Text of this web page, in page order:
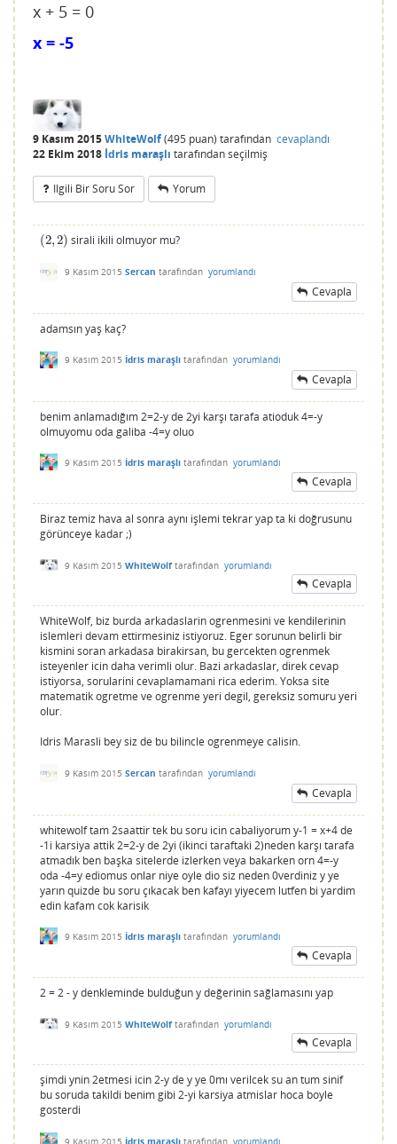
x + 5 = 0
x = -5
9 Kasım 2015WhiteWolf(495 puan) tarafından cevaplandı
22 Ekim 2018 İdris maraşlı tarafındanseçilmiş
Ilgili Bir Soru Sor Yorum
(2, 2)
(2,2) sirali ikili olmuyor mu?
9 Kasım 2015 Sercan tarafından yorumlandı
Cevapla
adamsın yaş kaç?
9 Kasım 2015 İdris maraşlı tarafından yorumlandı
Cevapla
benim anlamadığım 2=2-y de 2yi karşı tarafa atioduk 4=-y
olmuyomu oda galiba -4=y oluo
9 Kasım 2015 İdris maraşlı tarafından yorumlandı
Cevapla
Biraz temiz hava al sonra aynı işlemi tekrar yap ta ki doğrusunu
görünceye kadar ;)
9 Kasım 2015 WhiteWolf tarafından yorumlandı
Cevapla
WhiteWolf, biz burda arkadaslarin ogrenmesini ve kendilerinin
islemleri devam ettirmesiniz istiyoruz. Eger sorunun belirli bir
kismini soran arkadasa birakirsan, bu gercekten ogrenmek
isteyenler icin daha verimli olur. Bazi arkadaslar, direk cevap
istiyorsa, sorularini cevaplamamani rica ederim. Yoksa site
matematik ogretme ve ogrenme yeri degil, gereksiz somuru yeri
olur.
Idris Marasli bey siz de bu bilincle ogrenmeye calisin.
9 Kasım 2015 Sercan tarafından yorumlandı
Cevapla
whitewolf tam 2saattir tek bu soru icin cabaliyorum y-1 = x+4 de
-1i karsiya attik 2=2-y de 2yi (ikinci taraftaki 2)neden karşı tarafa
atmadık ben başka sitelerde izlerken veya bakarken orn 4=-y
oda -4=y ediomus onlar niye oyle dio siz neden 0verdiniz y ye
yarın quizde bu soru çıkacak ben kafayı yiyecem lutfen bi yardim
edin kafam cok karisik
9 Kasım 2015 İdris maraşlı tarafından yorumlandı
Cevapla
2 = 2 - y denkleminde bulduğun y değerinin sağlamasını yap
9 Kasım 2015 WhiteWolf tarafından yorumlandı
Cevapla
şimdi ynin 2etmesi icin 2-y de y ye 0mı verilcek su an tum sinif
bu soruda takildi benim gibi 2-yi karsiya atmislar hoca boyle
gosterdi
9 Kasım 2015 İdris maraşlı tarafından yorumlandı